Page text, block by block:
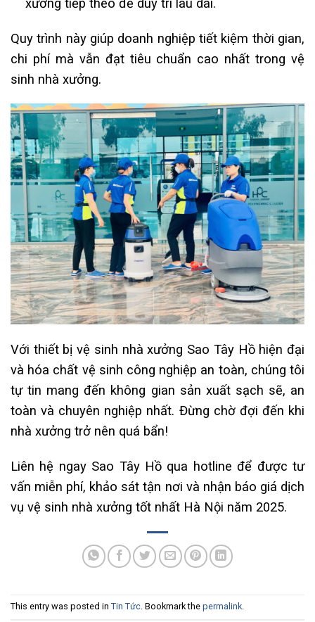
xưởng tiếp theo để duy trì lâu dài.
Quy trình này giúp doanh nghiệp tiết kiệm thời gian,
chi phí mà vẫn đạt tiêu chuẩn cao nhất trong vệ
sinh nhà xưởng.
Với thiết bị vệ sinh nhà xưởng Sao Tây Hồ hiện đại
và hóa chất vệ sinh công nghiệp an toàn, chúng tôi
tự tin mang đến không gian sản xuất sạch sẽ, an
toàn và chuyên nghiệp nhất. Đừng chờ đợi đến khi
nhà xưởng trở nên quá bẩn!
Liên hệ ngay Sao Tây Hồ qua hotline để được tư
vấn miễn phí, khảo sát tận nơi và nhận báo giá dịch
vụ vệ sinh nhà xưởng tốt nhất Hà Nội năm 2025.
This entry was posted in Tin Tức . Bookmark the permalink